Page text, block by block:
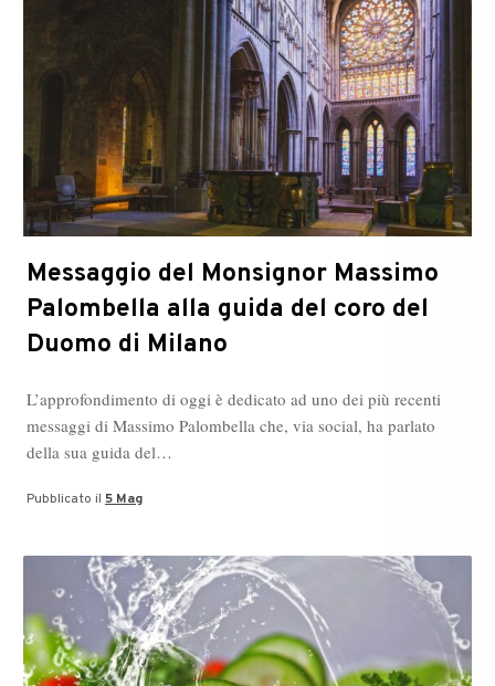
Messaggio del Monsignor Massimo
Palombella alla guida del coro del
Duomo di Milano
L’approfondimento di oggi è dedicato ad uno dei più recenti
messaggi di Massimo Palombella che, via social, ha parlato
della sua guida del…
Pubblicato il 5 Mag